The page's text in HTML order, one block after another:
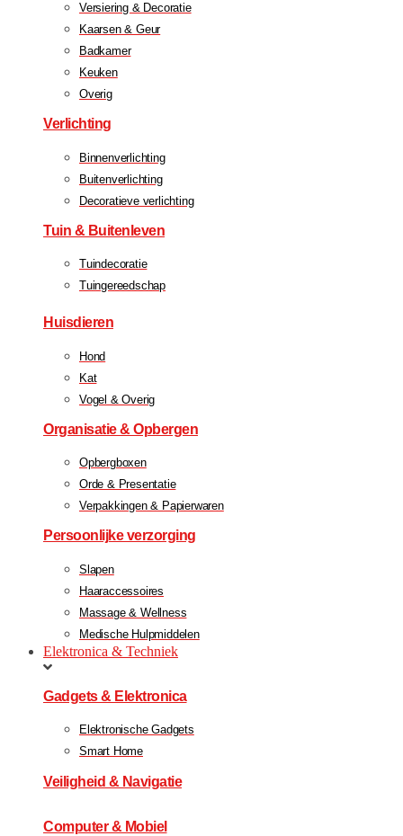
Versiering & Decoratie
Kaarsen & Geur
Badkamer
Keuken
Overig
Verlichting
Binnenverlichting
Buitenverlichting
Decoratieve verlichting
Tuin & Buitenleven
Tuindecoratie
Tuingereedschap
Huisdieren
Hond
Kat
Vogel & Overig
Organisatie & Opbergen
Opbergboxen
Orde & Presentatie
Verpakkingen & Papierwaren
Persoonlijke verzorging
Slapen
Haaraccessoires
Massage & Wellness
Medische Hulpmiddelen
Elektronica & Techniek
Gadgets & Elektronica
Elektronische Gadgets
Smart Home
Veiligheid & Navigatie
Computer & Mobiel